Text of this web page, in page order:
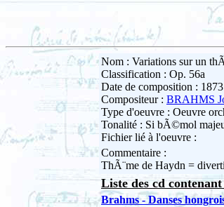
Nom : Variations sur un
Classification : Op. 56a
Date de composition : 1873
Compositeur : BRAHMS
Type d'oeuvre : Oeuvre
Tonalité : Si bÃ©mol
Fichier lié à l'oeuvre :
Commentaire :
ThÃ¨me de Haydn =
Liste des cd
Brahms - Danses